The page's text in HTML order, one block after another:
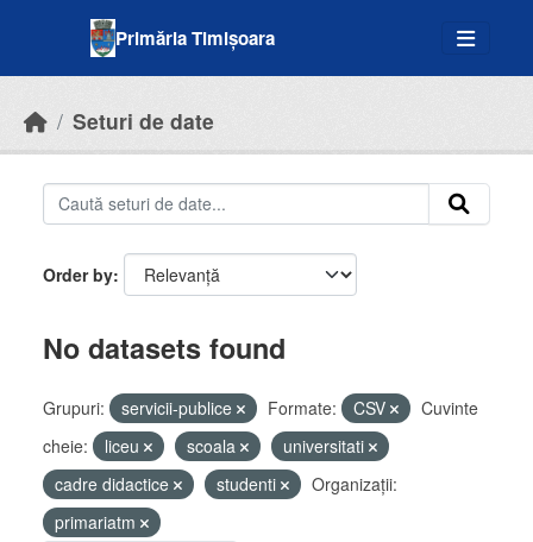
Primăria Timișoara
Seturi de date
Order by
No datasets found
Grupuri: servicii-publice Formate: CSV
Cuvinte
cheie:
liceu scoala
universitati
cadre didactice
studenti
Organizații:
primariatm